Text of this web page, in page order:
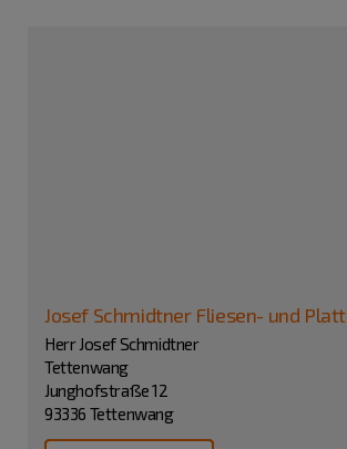
Josef Schmidtner Fliesen- und
Herr Josef Schmidtner
Tettenwang
Junghofstraße 12
93336 Tettenwang